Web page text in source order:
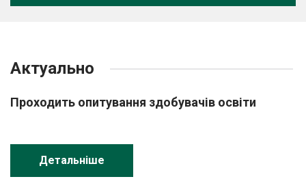
Актуально
Проходить опитування здобувачів освіти
Детальніше